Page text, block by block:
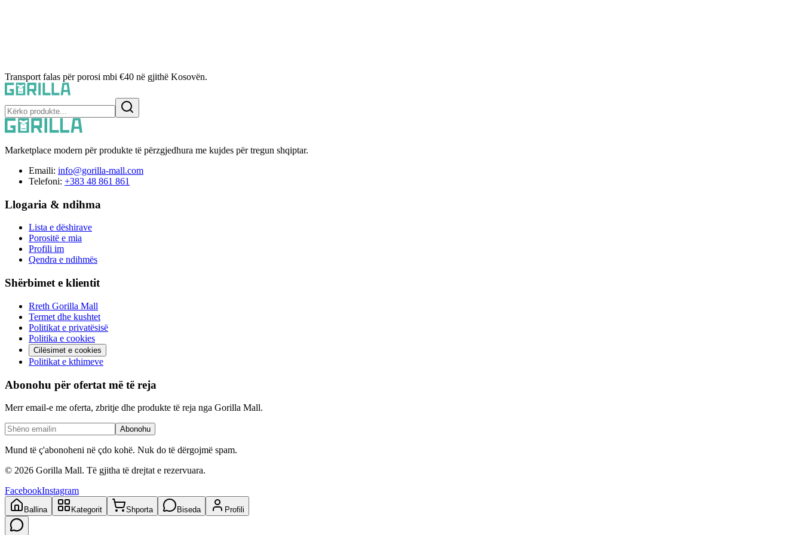
Transport falas për porosi mbi €40 në gjithë Kosovën.
Marketplace modern për produkte të përzgjedhura me kujdes për tregun shqiptar.
Emaili: info@gorilla-mall.com
Telefoni: +383 48 861 861
Llogaria & ndihma
Lista e dëshirave
Porositë e mia
Profili im
Qendra e ndihmës
Shërbimet e klientit
Rreth Gorilla Mall
Termet dhe kushtet
Politikat e privatësisë
Politika e cookies
Cilësimet e cookies
Politikat e kthimeve
Abonohu për ofertat më të reja
Merr email-e me oferta, zbritje dhe produkte të reja nga Gorilla Mall.
Abonohu
Mund të ç'abonoheni në çdo kohë. Nuk do të dërgojmë spam.
© 2026 Gorilla Mall. Të gjitha të drejtat e rezervuara.
FacebookInstagram
Ballina Kategorit Shporta Biseda Profili